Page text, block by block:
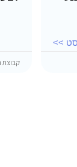
>>
קבוצת